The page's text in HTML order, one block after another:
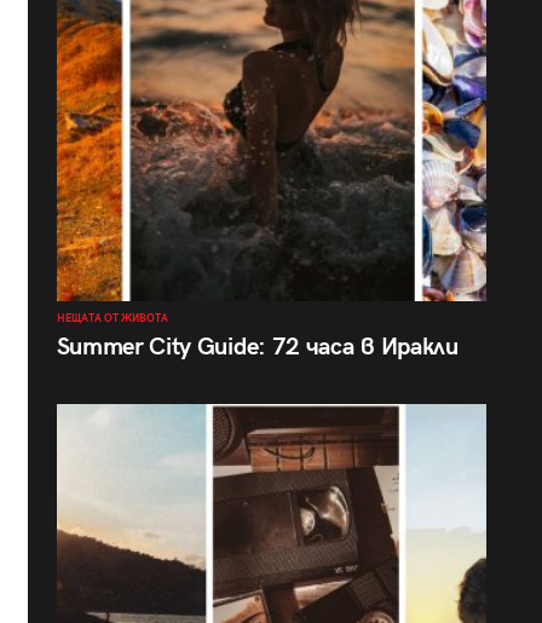
НЕЩАТА ОТ ЖИВОТА
Summer City Guide: 72 часа в Иракли